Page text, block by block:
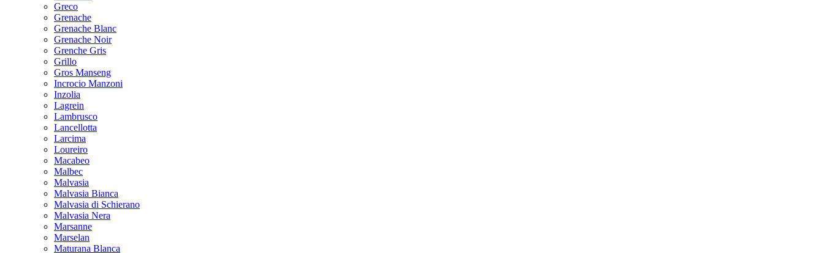
Greco
Grenache
Grenache Blanc
Grenache Noir
Grenche Gris
Grillo
Gros Manseng
Incrocio Manzoni
Inzolia
Lagrein
Lambrusco
Lancellotta
Larcima
Loureiro
Macabeo
Malbec
Malvasia
Malvasia Bianca
Malvasia di Schierano
Malvasia Nera
Marsanne
Marselan
Maturana Blanca